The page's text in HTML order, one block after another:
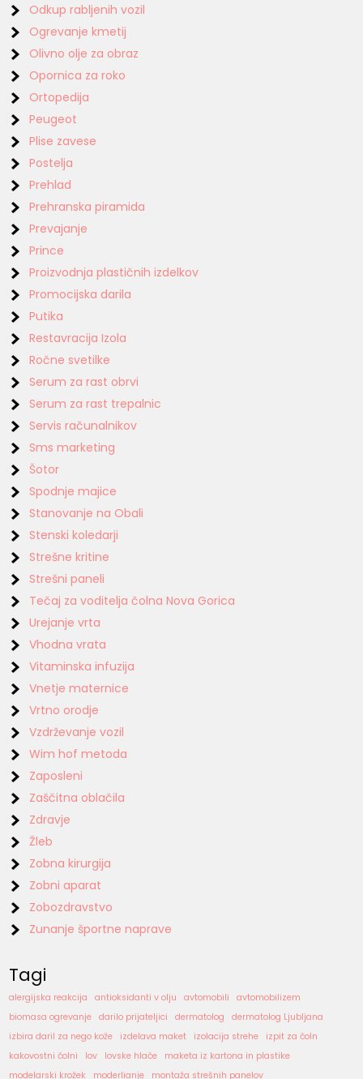
Odkup rabljenih vozil
Ogrevanje kmetij
Olivno olje za obraz
Opornica za roko
Ortopedija
Peugeot
Plise zavese
Postelja
Prehlad
Prehranska piramida
Prevajanje
Prince
Proizvodnja plastičnih izdelkov
Promocijska darila
Putika
Restavracija Izola
Ročne svetilke
Serum za rast obrvi
Serum za rast trepalnic
Servis računalnikov
Sms marketing
Šotor
Spodnje majice
Stanovanje na Obali
Stenski koledarji
Strešne kritine
Strešni paneli
Tečaj za voditelja čolna Nova Gorica
Urejanje vrta
Vhodna vrata
Vitaminska infuzija
Vnetje maternice
Vrtno orodje
Vzdrževanje vozil
Wim hof metoda
Zaposleni
Zaščitna oblačila
Zdravje
Žleb
Zobna kirurgija
Zobni aparat
Zobozdravstvo
Zunanje športne naprave
Tagi
alergijska reakcija antioksidanti v olju avtomobili
avtomobilizem
biomasa ogrevanje
darilo prijateljici dermatolog
dermatolog Ljubljana
izbira daril za nego kože
izdelava maket izolacija strehe
izpit za čoln
kakovostni čolni
lov lovske hlače
maketa iz kartona in plastike
modelarski krožek
moderlianje montaža strešnih panelov